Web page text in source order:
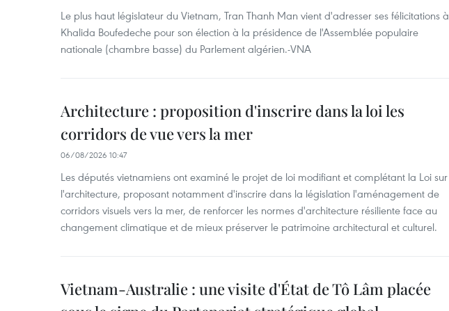
Le plus haut législateur du Vietnam, Tran Thanh Man vient d'adresser ses félicitations à
Khalida Boufedeche pour son élection à la présidence de l'Assemblée populaire
nationale (chambre basse) du Parlement algérien.-VNA
Architecture : proposition d'inscrire dans la loi les
corridors de vue vers la mer
06/08/2026 10:47
Les députés vietnamiens ont examiné le projet de loi modifiant et complétant la Loi sur
l'architecture, proposant notamment d'inscrire dans la législation l'aménagement de
corridors visuels vers la mer, de renforcer les normes d'architecture résiliente face au
changement climatique et de mieux préserver le patrimoine architectural et culturel.
Vietnam-Australie : une visite d'État de Tô Lâm placée